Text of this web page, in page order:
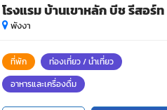
โรงแรม บ้านเขาหลัก บีช รีสอร์ท
พังงา
ที่พัก
ท่องเที่ยว / นำเที่ยว
อาหารและเครื่องดื่ม